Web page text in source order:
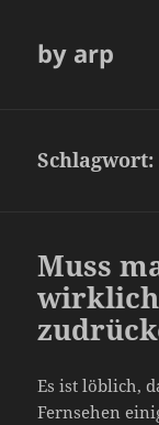
by arp
Schlagwort:
Muss
wirklich
Es ist löblich,
Fernsehen